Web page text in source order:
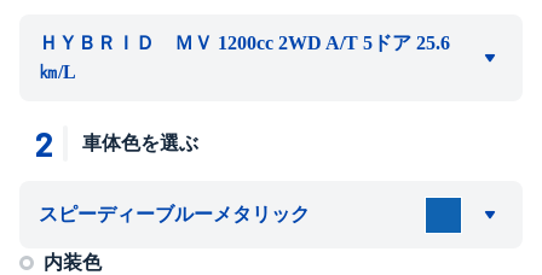
ＨＹＢＲＩＤ ＭＶ 1200cc 2WD A/T 5ドア 25.6
㎞/L
2 車体色を選ぶ
スピーディーブルーメタリック
内装色